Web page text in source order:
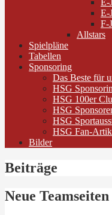
E-
E-
F-
Allstars
Spielpläne
Tabellen
Sponsoring
Das Beste für
HSG
HSG 100er
HSG
HSG
HSG Fan-
Bilder
Beiträge
Neue